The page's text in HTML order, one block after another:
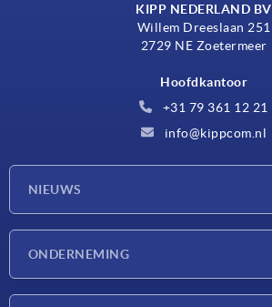
KIPP NEDERLAND BV
Willem Dreeslaan 251
2729 NE Zoetermeer
Hoofdkantoor
+31 79 361 12 21
info@kippcom.nl
NIEUWS
ONDERNEMING